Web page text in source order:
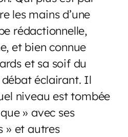
les mains d’une
rédactionnelle,
et bien connue
et sa soif du
éclairant. Il
niveau est tombée
» avec ses
» et autres